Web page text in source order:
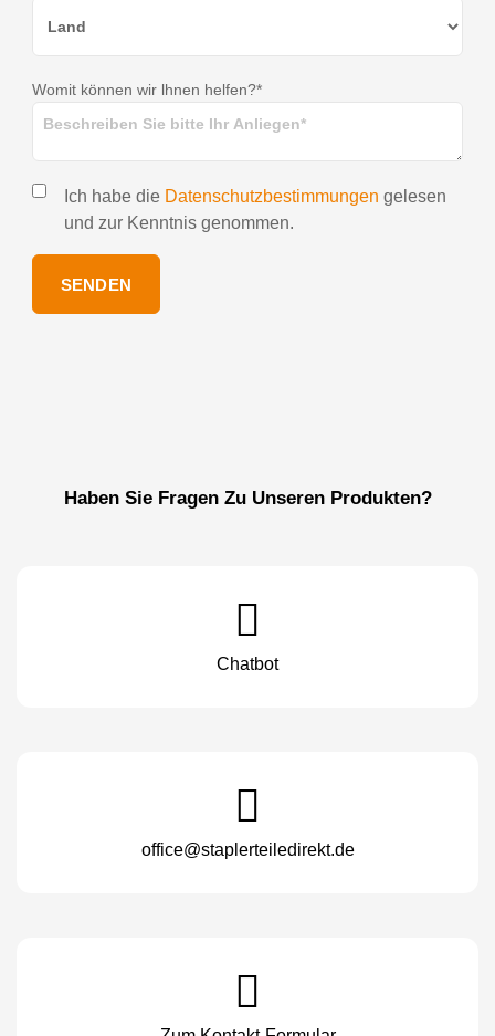
Womit können wir lhnen helfen?*
Ich habe die Datenschutzbestimmungen gelesen
und zur Kenntnis genommen.
SENDEN
Haben Sie Fragen Zu Unseren Produkten?
Chatbot
office@staplerteiledirekt.de